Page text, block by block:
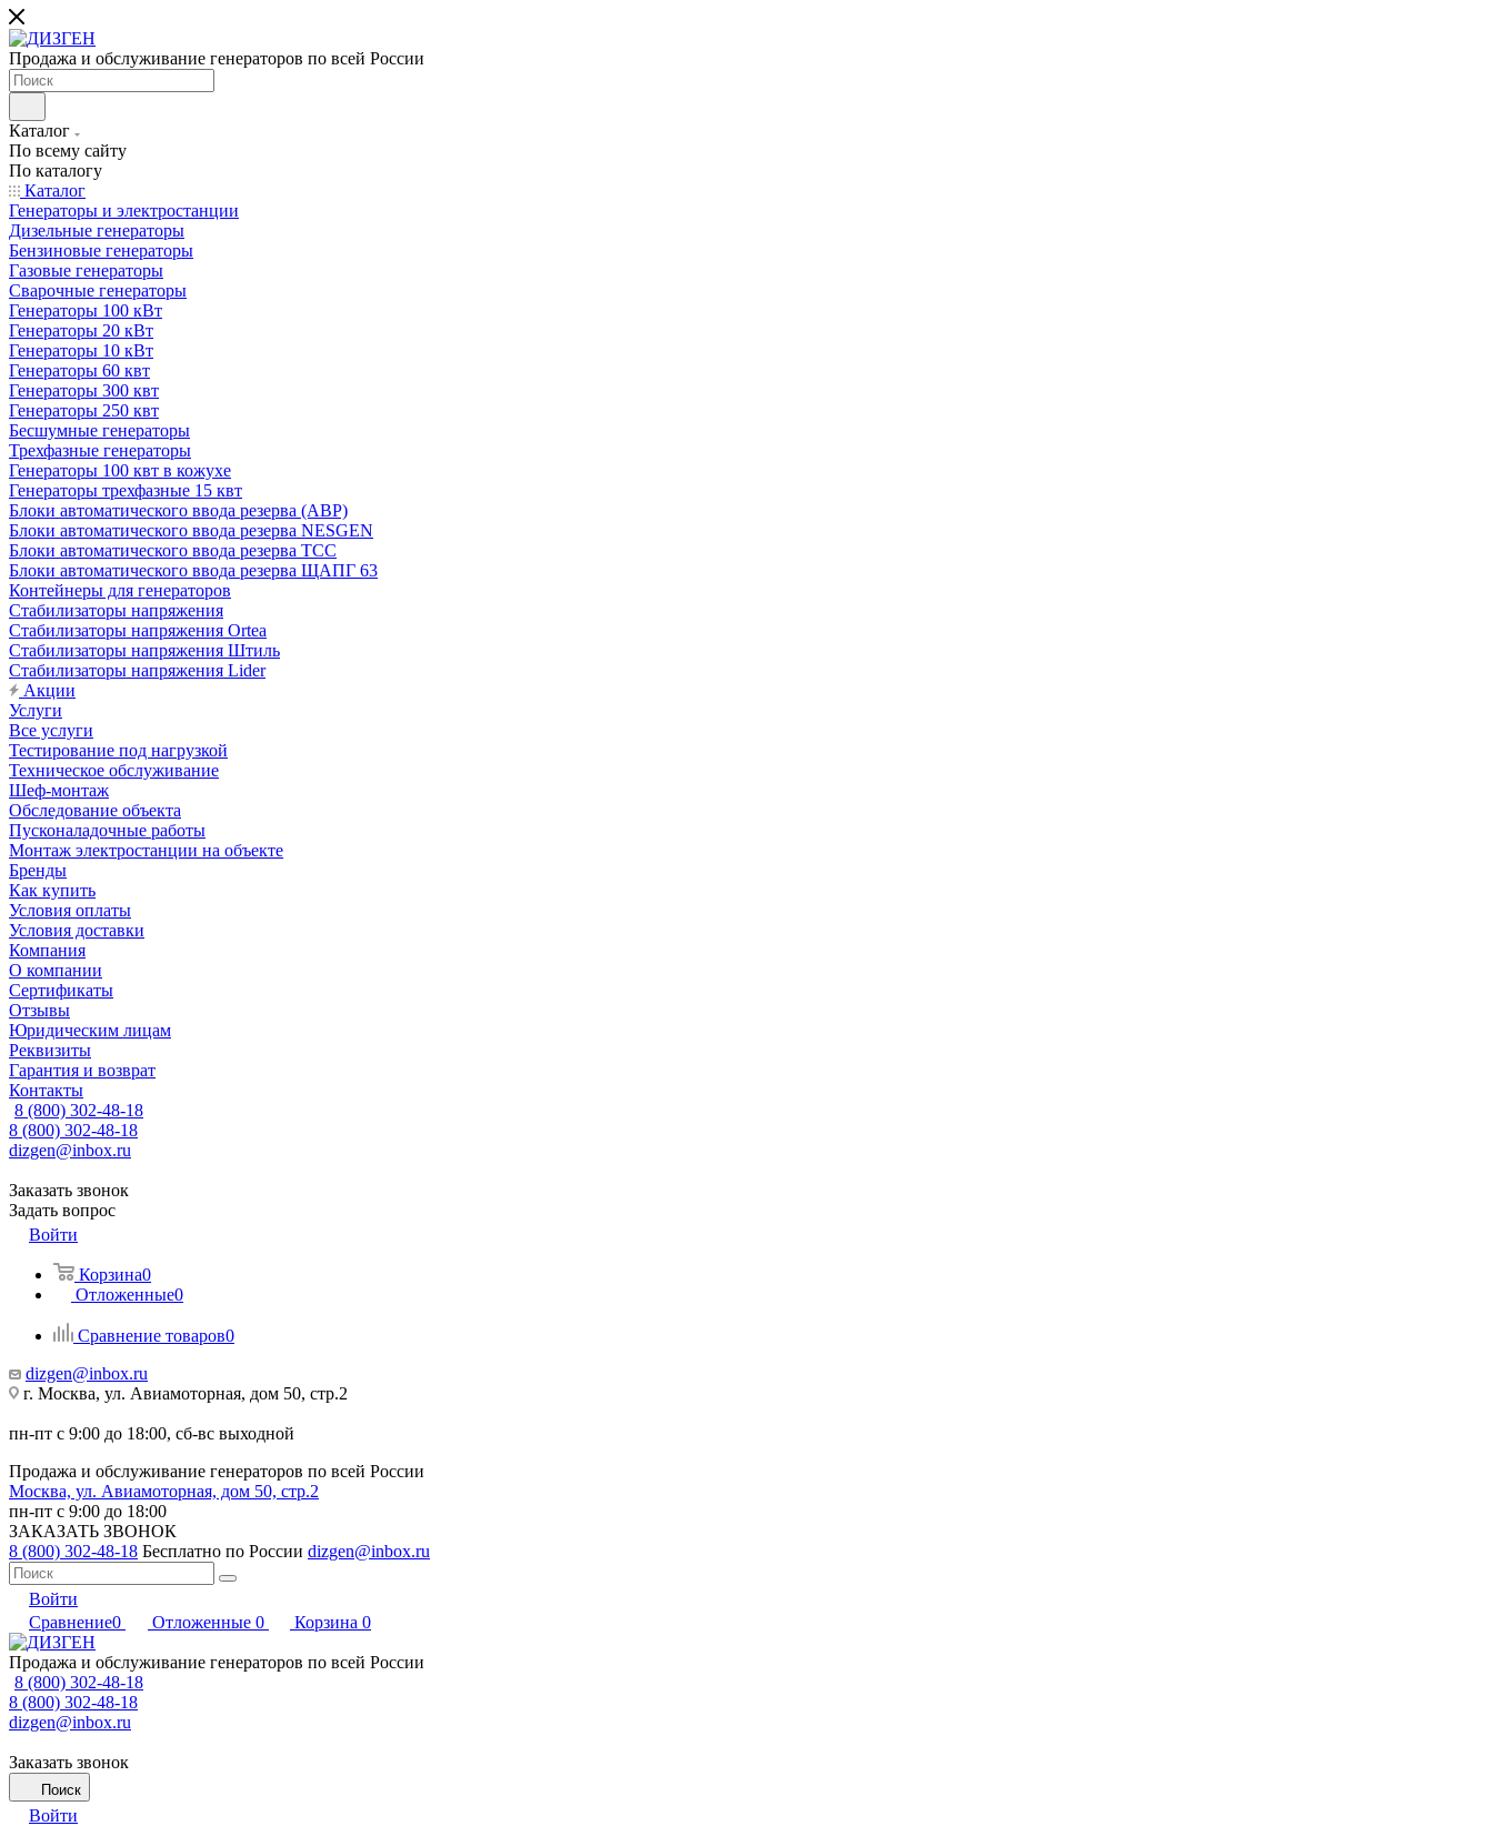
Продажа и обслуживание генераторов по всей России
Каталог
По всему сайту
По каталогу
Каталог
Генераторы и электростанции
Дизельные генераторы
Бензиновые генераторы
Газовые генераторы
Сварочные генераторы
Генераторы 100 кВт
Генераторы 20 кВт
Генераторы 10 кВт
Генераторы 60 квт
Генераторы 300 квт
Генераторы 250 квт
Бесшумные генераторы
Трехфазные генераторы
Генераторы 100 квт в кожухе
Генераторы трехфазные 15 квт
Блоки автоматического ввода резерва (АВР)
Блоки автоматического ввода резерва NESGEN
Блоки автоматического ввода резерва ТСС
Блоки автоматического ввода резерва ЩАПГ 63
Контейнеры для генераторов
Стабилизаторы напряжения
Стабилизаторы напряжения Ortea
Стабилизаторы напряжения Штиль
Стабилизаторы напряжения Lider
Акции
Услуги
Все услуги
Тестирование под нагрузкой
Техническое обслуживание
Шеф-монтаж
Обследование объекта
Пусконаладочные работы
Монтаж электростанции на объекте
Бренды
Как купить
Условия оплаты
Условия доставки
Компания
О компании
Сертификаты
Отзывы
Юридическим лицам
Реквизиты
Гарантия и возврат
Контакты
8 (800) 302-48-18
8 (800) 302-48-18
dizgen@inbox.ru
Заказать звонок
Задать вопрос
Войти
Корзина0
Отложенные0
Сравнение товаров0
dizgen@inbox.ru
г. Москва, ул. Авиамоторная, дом 50, стр.2
пн-пт с 9:00 до 18:00, сб-вс выходной
Продажа и обслуживание генераторов по всей России
Москва, ул. Авиамоторная, дом 50, стр.2
пн-пт с 9:00 до 18:00
ЗАКАЗАТЬ ЗВОНОК
8 (800) 302-48-18 Бесплатно по России dizgen@inbox.ru
Войти
Сравнение0 Отложенные 0 Корзина 0
Продажа и обслуживание генераторов по всей России
8 (800) 302-48-18
8 (800) 302-48-18
dizgen@inbox.ru
Заказать звонок
Поиск
Войти